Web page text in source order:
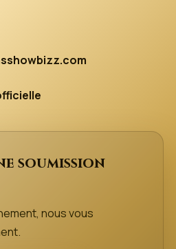
soumission
nous vous